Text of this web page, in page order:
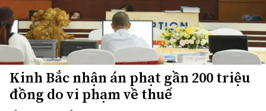
Kinh Bắc nhận án phạt gần 200 triệu
đồng do vi phạm về thuế